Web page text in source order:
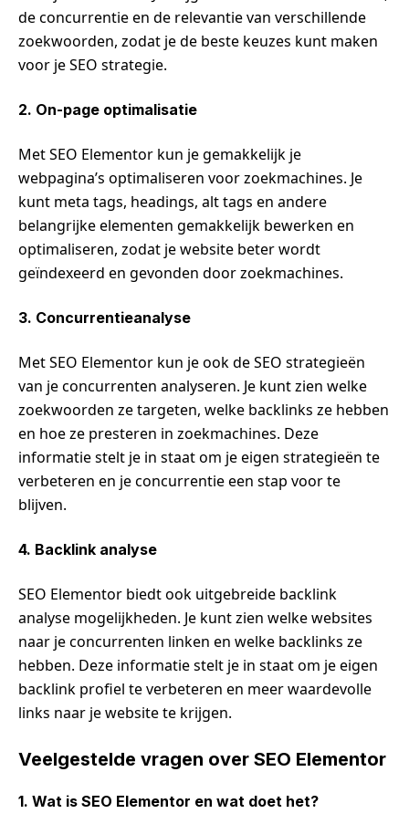
de concurrentie en de relevantie van verschillende
zoekwoorden, zodat je de beste keuzes kunt maken
voor je SEO strategie.
2. On-page optimalisatie
Met SEO Elementor kun je gemakkelijk je
webpagina’s optimaliseren voor zoekmachines. Je
kunt meta tags, headings, alt tags en andere
belangrijke elementen gemakkelijk bewerken en
optimaliseren, zodat je website beter wordt
geïndexeerd en gevonden door zoekmachines.
3. Concurrentieanalyse
Met SEO Elementor kun je ook de SEO strategieën
van je concurrenten analyseren. Je kunt zien welke
zoekwoorden ze targeten, welke backlinks ze hebben
en hoe ze presteren in zoekmachines. Deze
informatie stelt je in staat om je eigen strategieën te
verbeteren en je concurrentie een stap voor te
blijven.
4. Backlink analyse
SEO Elementor biedt ook uitgebreide backlink
analyse mogelijkheden. Je kunt zien welke websites
naar je concurrenten linken en welke backlinks ze
hebben. Deze informatie stelt je in staat om je eigen
backlink profiel te verbeteren en meer waardevolle
links naar je website te krijgen.
Veelgestelde vragen over SEO Elementor
1. Wat is SEO Elementor en wat doet het?